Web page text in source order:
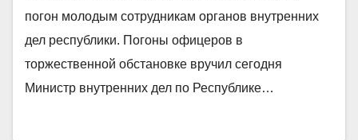
погон молодым сотрудникам органов внутренних
дел республики. Погоны офицеров в
торжественной обстановке вручил сегодня
Министр внутренних дел по Республике…